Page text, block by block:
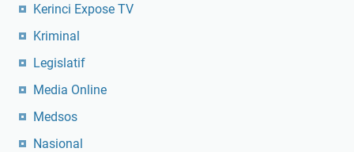
Kerinci Expose TV
Kriminal
Legislatif
Media Online
Medsos
Nasional